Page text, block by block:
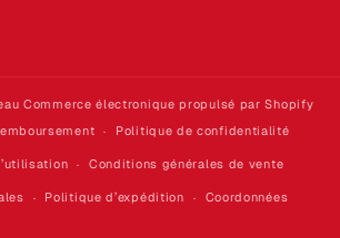
Commerce électronique propulsé par Shopify
Politique de confidentialité
Conditions générales de vente
Politique d’expédition Coordonnées